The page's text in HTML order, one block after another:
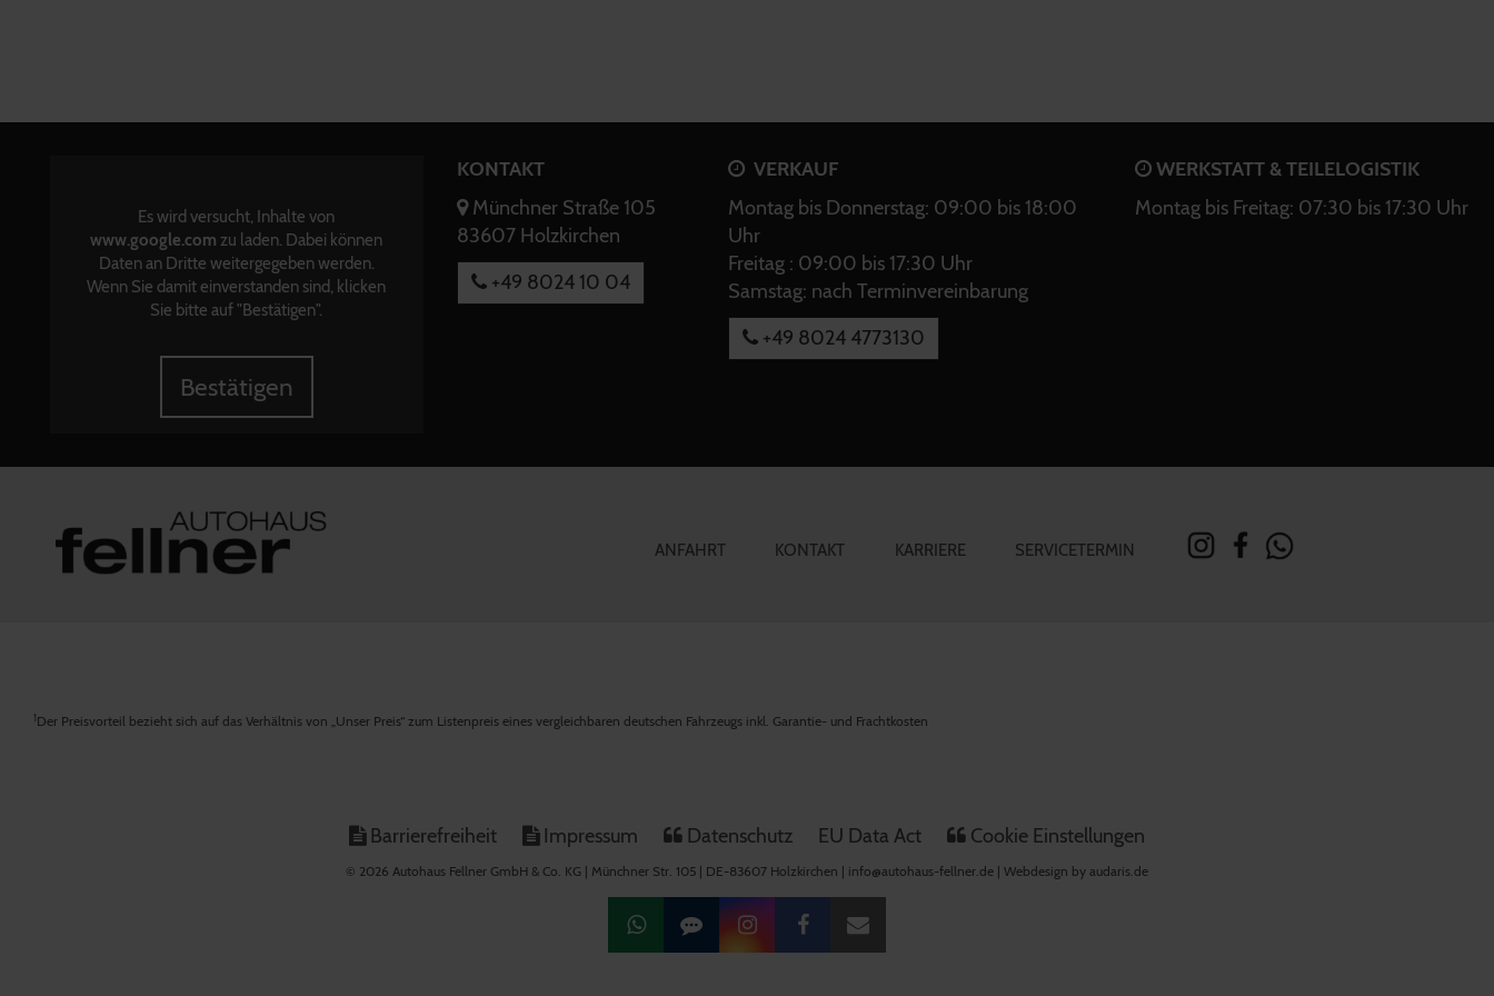
Es wird versucht, Inhalte von
www.google.com zu laden. Dabei können
Daten an Dritte weitergegeben werden.
Wenn Sie damit einverstanden sind, klicken
Sie bitte auf "Bestätigen".
Bestätigen
KONTAKT
Münchner Straße 105
83607 Holzkirchen
+49 8024 10 04
VERKAUF
Montag bis Donnerstag: 09:00 bis 18:00
Uhr
Freitag : 09:00 bis 17:30 Uhr
Samstag: nach Terminvereinbarung
+49 8024 4773130
WERKSTATT & TEILELOGISTIK
Montag bis Freitag: 07:30 bis 17:30 Uhr
ANFAHRT KONTAKT KARRIERE SERVICETERMIN
1Der Preisvorteil bezieht sich auf das Verhältnis von „Unser Preis“ zum Listenpreis eines vergleichbaren deutschen Fahrzeugs inkl. Garantie- und Frachtkosten
Barrierefreiheit Impressum Datenschutz EU Data Act Cookie Einstellungen
© 2026 Autohaus Fellner GmbH & Co. KG | Münchner Str. 105 | DE-83607 Holzkirchen | info@autohaus-fellner.de | Webdesign by audaris.de